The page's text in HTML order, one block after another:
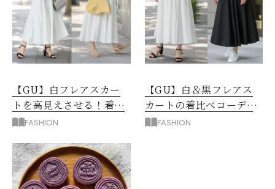
【GU】白フレアスカー
トを高見えさせる！着映
えトップス＆羽織り3選
FASHION
【GU】白＆黒フレアス
カートの着比べコーデ6
選！同じトップスがこん
FASHION